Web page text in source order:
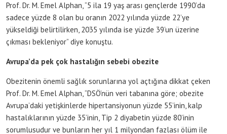
Prof. Dr. M. Emel Alphan, “5 ila 19 yaş arası gençlerde 1990’da
sadece yüzde 8 olan bu oranın 2022 yılında yüzde 22’ye
yükseldiği belirtilirken, 2035 yılında ise yüzde 39’un üzerine
çıkması bekleniyor” diye konuştu.
Avrupa’da pek çok hastalığın sebebi obezite
Obezitenin önemli sağlık sorunlarına yol açtığına dikkat çeken
Prof. Dr. M. Emel Alphan, “DSÖ’nün veri tabanına göre; obezite
Avrupa’daki yetişkinlerde hipertansiyonun yüzde 55’inin, kalp
hastalıklarının yüzde 35’inin, Tip 2 diyabetin yüzde 80’inin
sorumlusudur ve bunların her yıl 1 milyondan fazlası ölüm ile